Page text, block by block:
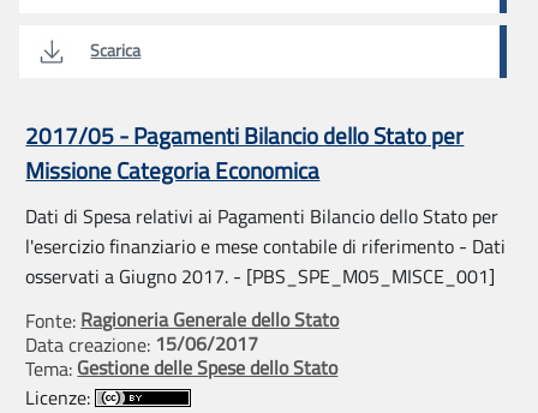
Scarica
2017/05 - Pagamenti Bilancio dello Stato per
Missione Categoria Economica
Dati di Spesa relativi ai Pagamenti Bilancio dello Stato per
l'esercizio finanziario e mese contabile di riferimento - Dati
osservati a Giugno 2017. - [PBS_SPE_M05_MISCE_001]
Fonte: Ragioneria Generale dello Stato
Data creazione: 15/06/2017
Tema: Gestione delle Spese dello Stato
Licenze: